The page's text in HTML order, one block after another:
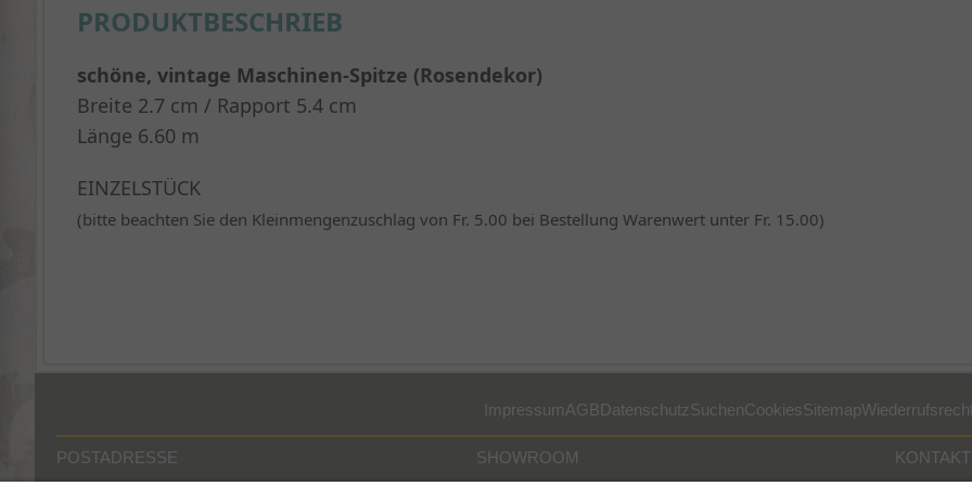
PRODUKTBESCHRIEB
schöne, vintage Maschinen-Spitze (Rosendekor)
Breite 2.7 cm / Rapport 5.4 cm
Länge 6.60 m
EINZELSTÜCK
(bitte beachten Sie den Kleinmengenzuschlag von Fr. 5.00 bei Bestellung Warenwert unter Fr. 15.00)
ImpressumAGBDatenschutzSuchenCookiesSitemap
POSTADRESSE SHOWROOM
KONTAKT